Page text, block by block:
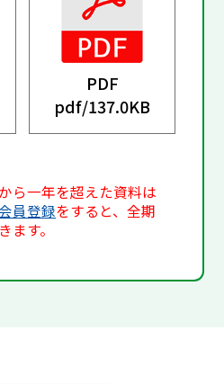
PDF
pdf/137.0KB
ら一年を超えた資料は
員登録をすると、全期
ます。